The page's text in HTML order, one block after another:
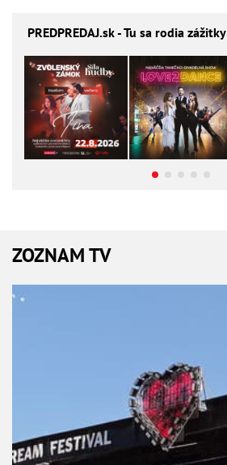
PREDPREDAJ.sk - Tu sa rodia zážitky
ZOZNAM TV